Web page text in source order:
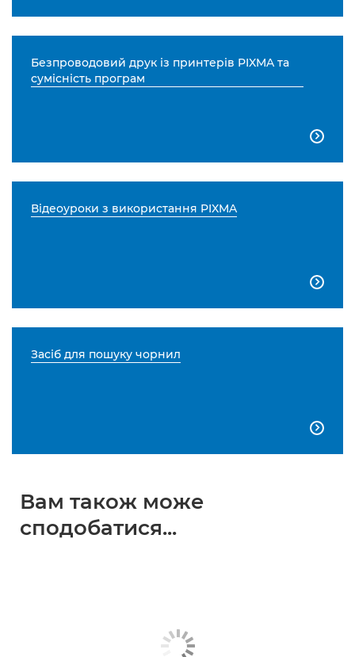
Безпроводовий друк із принтерів PIXMA та
сумісність програм

Відеоуроки з використання PIXMA

Засіб для пошуку чорнил

Вам також може
сподобатися...